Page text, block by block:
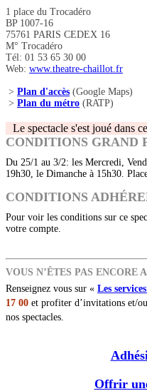
1 place du Trocadéro
BP 1007-16
75761 PARIS CEDEX 16
M° Trocadéro
Tél: 01 53 65 30 00
Web: www.theatre-chaillot.fr
> Plan d'accès (Google Maps)
> Plan du métro (RATP)
Le spectacle s'est joué dans
CONDITIONS GRAND
Du 25/1 au 3/2: les Mercredi,
19h30, le Dimanche à 15h30.
CONDITIONS
Pour voir les conditions sur ce
votre compte.
VOUS N’ÊTES PAS ENCORE
Renseignez vous sur « Les
17 00 et profiter d’invitations et/
nos spectacles.
Offrir